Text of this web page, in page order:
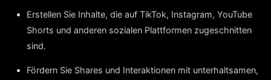
Erstellen Sie Inhalte, die auf TikTok, Instagram, YouTube
Shorts und anderen sozialen Plattformen zugeschnitten
sind.
Fördern Sie Shares und Interaktionen mit unterhaltsamen,